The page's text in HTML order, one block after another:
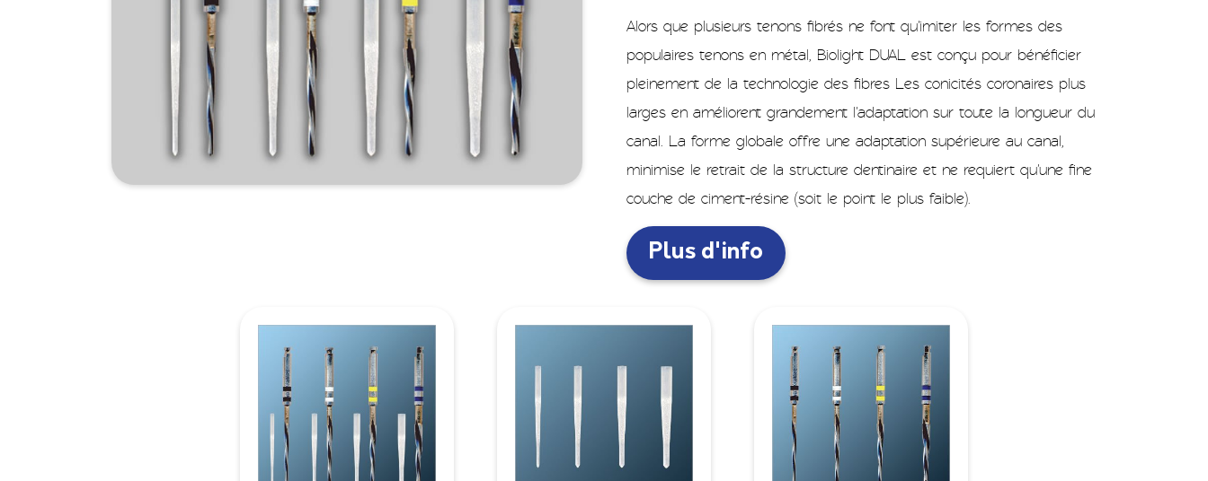
Alors que plusieurs tenons fibrés ne font qu'imiter les formes des
populaires tenons en métal, Biolight DUAL est conçu pour bénéficier
pleinement de la technologie des fibres Les conicités coronaires plus
larges en améliorent grandement l'adaptation sur toute la longueur du
canal. La forme globale offre une adaptation supérieure au canal,
minimise le retrait de la structure dentinaire et ne requiert qu'une fine
couche de ciment-résine (soit le point le plus faible).
Plus d'info